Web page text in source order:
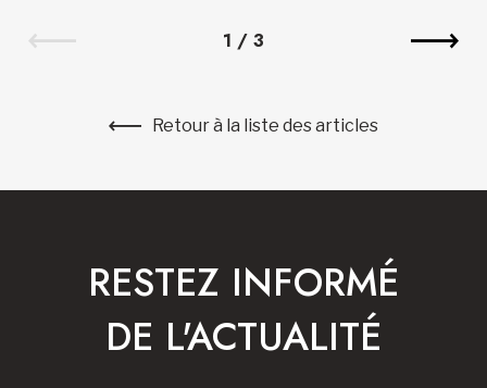
1 / 3
Retour à la liste des articles
RESTEZ INFORMÉ
DE L'ACTUALITÉ